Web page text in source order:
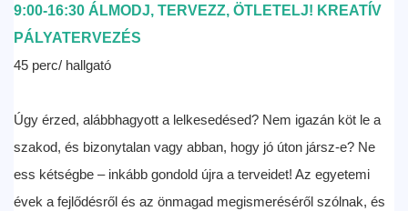
9:00-16:30 ÁLMODJ, TERVEZZ, ÖTLETELJ! KREATÍV
PÁLYATERVEZÉS
45 perc/ hallgató
Úgy érzed, alábbhagyott a lelkesedésed? Nem igazán köt le a
szakod, és bizonytalan vagy abban, hogy jó úton jársz-e? Ne
ess kétségbe – inkább gondold újra a terveidet! Az egyetemi
évek a fejlődésről és az önmagad megismeréséről szólnak, és